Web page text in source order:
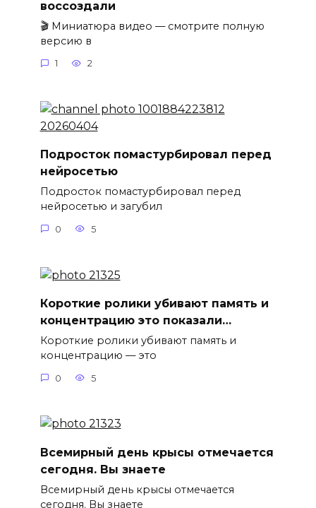
воссоздали
🎬 Миниатюра видео — смотрите полную
версию в
1 2
Подросток помастурбировал перед
нейросетью
Подросток помастурбировал перед
нейросетью и загубил
0 5
Короткие ролики убивают память и
концентрацию это показали…
Короткие ролики убивают память и
концентрацию — это
0 5
Всемирный день крысы отмечается
сегодня. Вы знаете
Всемирный день крысы отмечается
сегодня. Вы знаете